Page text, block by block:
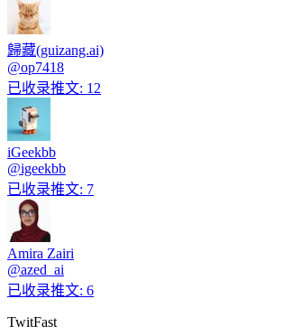
歸藏(guizang.ai)
@op7418
已收录推文: 12
iGeekbb
@igeekbb
已收录推文: 7
Amira Zairi
@azed_ai
已收录推文: 6
TwitFast